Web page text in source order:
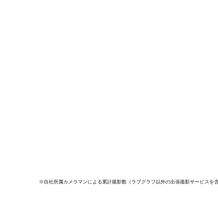
※自社所属カメラマンによる累計撮影数（ラブグラフ以外の出張撮影サービスを